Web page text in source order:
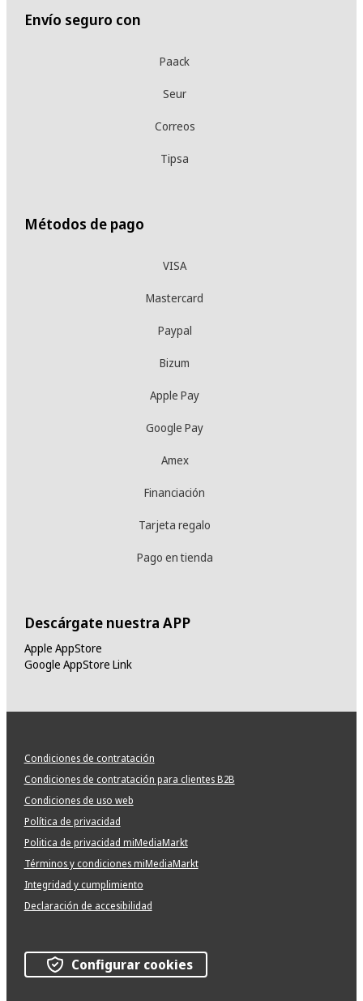
Envío seguro con
Paack
Seur
Correos
Tipsa
Métodos de pago
VISA
Mastercard
Paypal
Bizum
Apple Pay
Google Pay
Amex
Financiación
Tarjeta regalo
Pago en tienda
Descárgate nuestra APP
Apple AppStore
Google AppStore Link
Condiciones de contratación
Condiciones de contratación para clientes B2B
Condiciones de uso web
Política de privacidad
Politica de privacidad miMediaMarkt
Términos y condiciones miMediaMarkt
Integridad y cumplimiento
Declaración de accesibilidad
Configurar cookies